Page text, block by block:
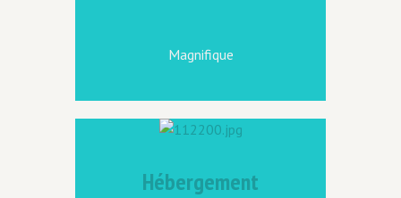
Magnifique
Hébergement